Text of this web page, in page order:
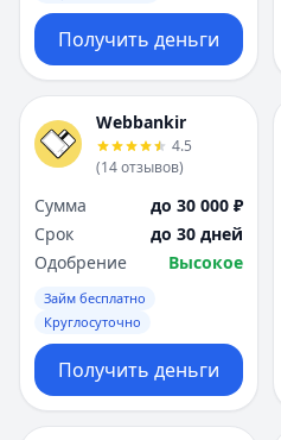
Получить деньги
Webbankir
4.5
(14отзывов)
Сумма
до 30 000 ₽
Срок
до 30 дней
Одобрение
Высокое
Займ бесплатно
Круглосуточно
Получить деньги